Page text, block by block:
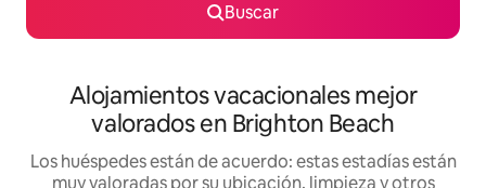
Buscar
Alojamientos vacacionales mejor
valorados en Brighton Beach
Los huéspedes están de acuerdo: estas estadías están
muy valoradas por su ubicación, limpieza y otros